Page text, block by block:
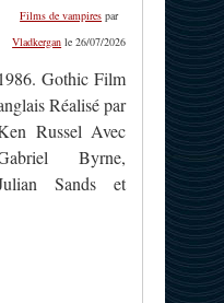
Films de vampires par
Vladkergan le 26/07/2026
1986. Gothic Film
Réalisé par
Russel Avec
Byrne,
Sands et